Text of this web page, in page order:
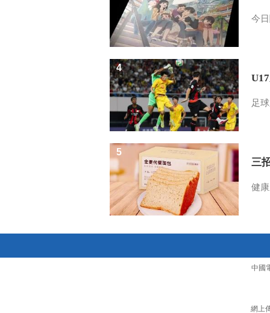
今
足
4
三
健
5
中國
網上